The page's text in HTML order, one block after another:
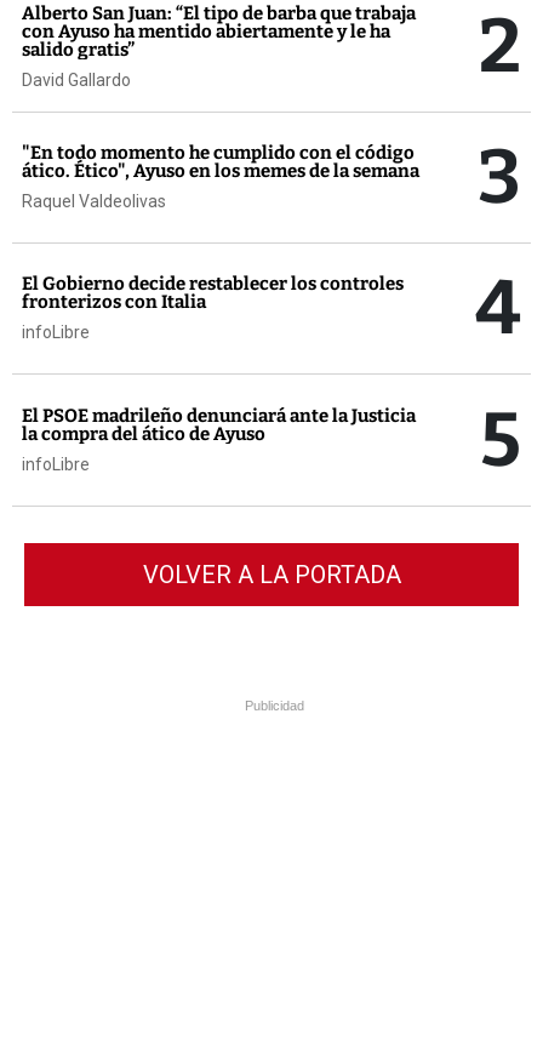
Alberto San Juan: “El tipo de barba que trabaja
con Ayuso ha mentido abiertamente y le ha
salido gratis”
David Gallardo 2
"En todo momento he cumplido con el código
ático. Ético", Ayuso en los memes de la semana
Raquel Valdeolivas 3
El Gobierno decide restablecer los controles
fronterizos con Italia
infoLibre 4
El PSOE madrileño denunciará ante la Justicia
la compra del ático de Ayuso
infoLibre 5
VOLVER A LA PORTADA
Publicidad